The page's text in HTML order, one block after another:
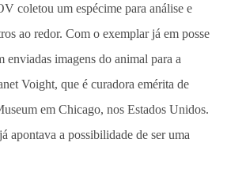
coletou um espécime para análise e
ao redor. Com o exemplar já em posse
enviadas imagens do animal para a
Voight, que é curadora emérita de
em Chicago, nos Estados Unidos.
apontava a possibilidade de ser uma